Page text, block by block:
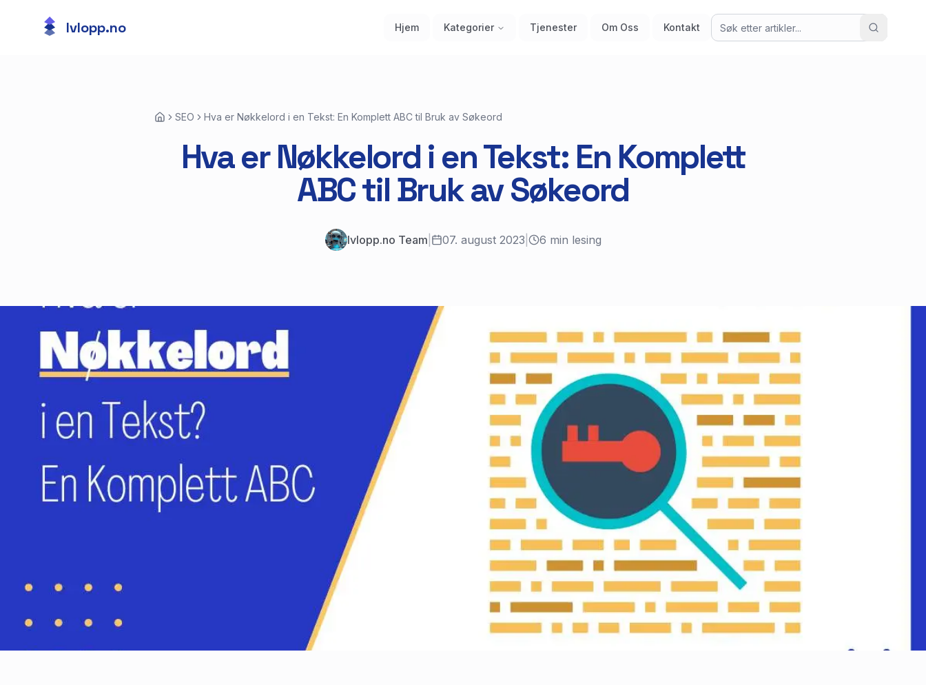
lvlopp.no Hjem Kategorier Tjenester Om Oss Kontakt
SEO Hva er Nøkkelord i en Tekst: En Komplett ABC til Bruk av Søkeord
Hva er Nøkkelord i en Tekst: En Komplett
ABC til Bruk av Søkeord
lvlopp.no Team 07. august 2023 6 min lesing